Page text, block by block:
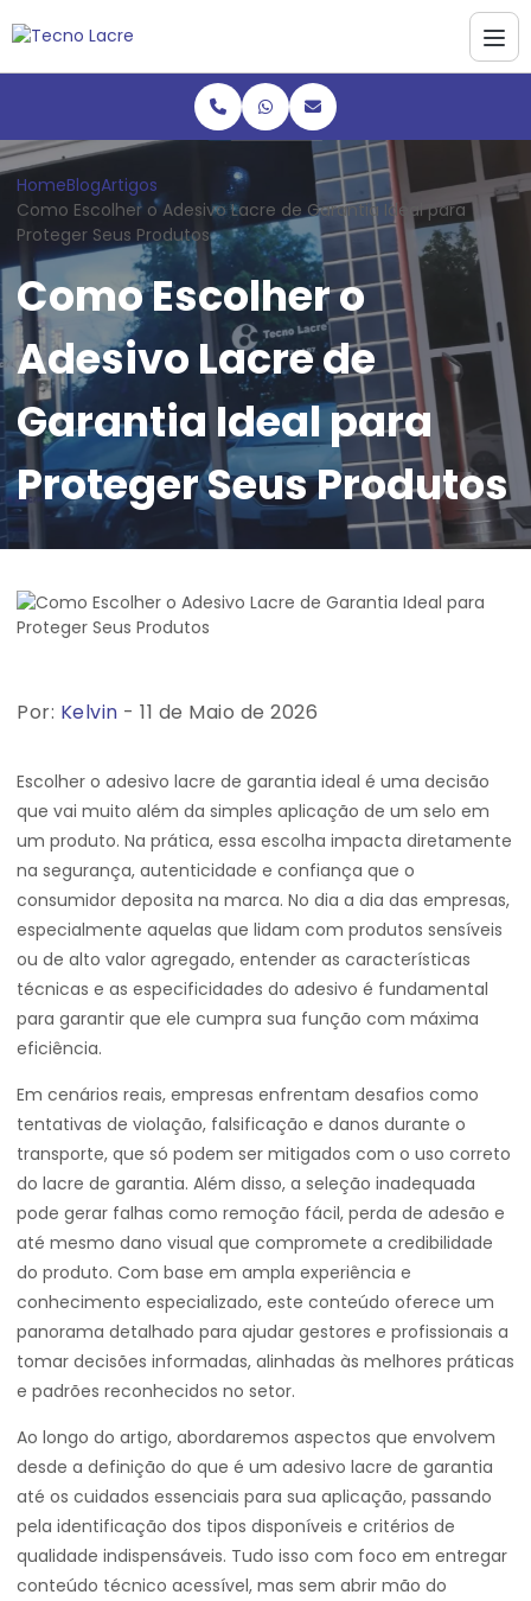
HomeBlogArtigos
Como Escolher o Adesivo Lacre de Garantia Ideal para
Proteger Seus Produtos
Como Escolher o
Adesivo Lacre de
Garantia Ideal para
Proteger Seus Produtos
Por: Kelvin - 11 de Maio de 2026
Escolher o adesivo lacre de garantia ideal é uma decisão
que vai muito além da simples aplicação de um selo em
um produto. Na prática, essa escolha impacta diretamente
na segurança, autenticidade e confiança que o
consumidor deposita na marca. No dia a dia das empresas,
especialmente aquelas que lidam com produtos sensíveis
ou de alto valor agregado, entender as características
técnicas e as especificidades do adesivo é fundamental
para garantir que ele cumpra sua função com máxima
eficiência.
Em cenários reais, empresas enfrentam desafios como
tentativas de violação, falsificação e danos durante o
transporte, que só podem ser mitigados com o uso correto
do lacre de garantia. Além disso, a seleção inadequada
pode gerar falhas como remoção fácil, perda de adesão e
até mesmo dano visual que compromete a credibilidade
do produto. Com base em ampla experiência e
conhecimento especializado, este conteúdo oferece um
panorama detalhado para ajudar gestores e profissionais a
tomar decisões informadas, alinhadas às melhores práticas
e padrões reconhecidos no setor.
Ao longo do artigo, abordaremos aspectos que envolvem
desde a definição do que é um adesivo lacre de garantia
até os cuidados essenciais para sua aplicação, passando
pela identificação dos tipos disponíveis e critérios de
qualidade indispensáveis. Tudo isso com foco em entregar
conteúdo técnico acessível, mas sem abrir mão do